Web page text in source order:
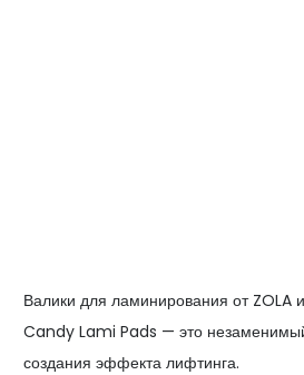
Валики для ламинирования от ZOLA
Candy Lami Pads — это
создания эффекта лифтинга.